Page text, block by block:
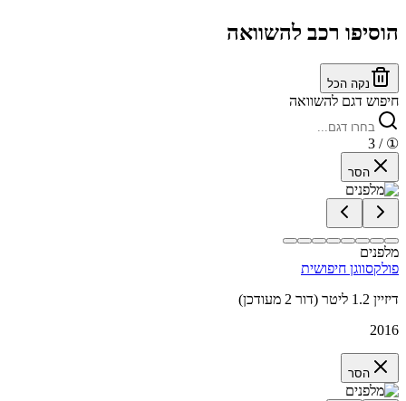
הוסיפו רכב להשוואה
נקה הכל
חיפוש דגם להשוואה
①
/ 3
הסר
מלפנים
פולקסווגן חיפושית
דיזיין 1.2 ליטר (דור 2 מעודכן)
2016
הסר